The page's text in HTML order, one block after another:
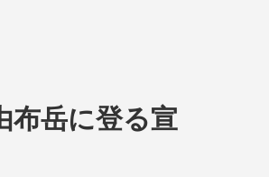
布岳に登る宣